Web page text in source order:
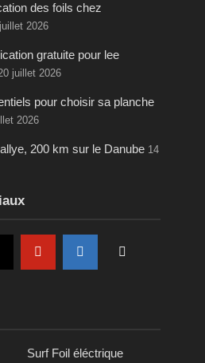
des foils chez
2026
gratuite pour lee
juillet 2026
pour choisir sa planche
2026
200 km sur le Danube 14
Surf Foil éléctrique